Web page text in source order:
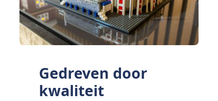
Gedreven door
kwaliteit